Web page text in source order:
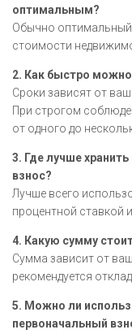
оптимальным?
Обычно оптимальный
стоимости
2. Как быстро можно
Сроки зависят от
При строгом
от одного до
3. Где лучше
взнос?
Лучше всего
процентной ставкой
4. Какую сумму
Сумма зависит от
рекомендуется
5. Можно ли
первоначальный